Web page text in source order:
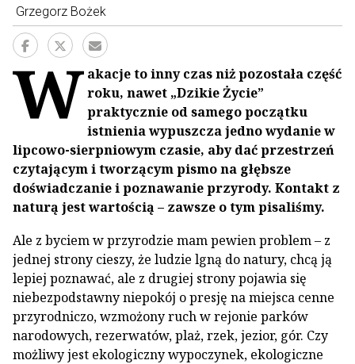
Grzegorz Bożek
W akacje to inny czas niż pozostała część
roku, nawet „Dzikie Życie”
praktycznie od samego początku
istnienia wypuszcza jedno wydanie w
lipcowo-sierpniowym czasie, aby dać przestrzeń
czytającym i tworzącym pismo na głębsze
doświadczanie i poznawanie przyrody. Kontakt z
naturą jest wartością – zawsze o tym pisaliśmy.
Ale z byciem w przyrodzie mam pewien problem – z
jednej strony cieszy, że ludzie lgną do natury, chcą ją
lepiej poznawać, ale z drugiej strony pojawia się
niebezpodstawny niepokój o presję na miejsca cenne
przyrodniczo, wzmożony ruch w rejonie parków
narodowych, rezerwatów, plaż, rzek, jezior, gór. Czy
możliwy jest ekologiczny wypoczynek, ekologiczne